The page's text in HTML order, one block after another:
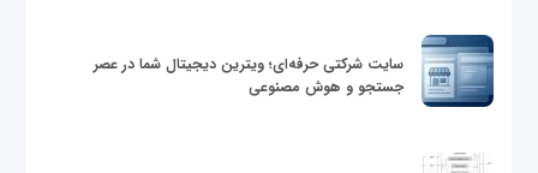
سایت شرکتی حرفه‌ای؛ ویترین دیجیتال شما در عصر
جستجو و هوش مصنوعی